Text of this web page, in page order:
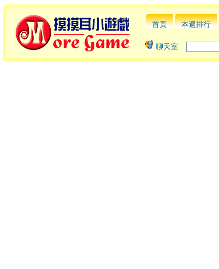
首頁 本週排行
聊天室